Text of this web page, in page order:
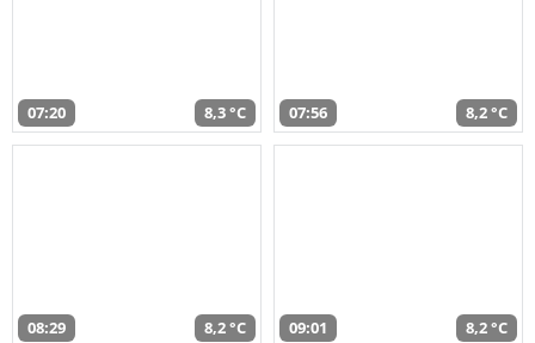
07:20 8,3 °C 07:56 8,2 °C
08:29 8,2 °C 09:01 8,2 °C